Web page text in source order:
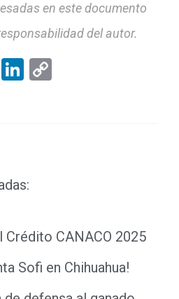
en este documento
del autor.
Threads
LinkedIn
Crédito CANACO 2025
Sofi en Chihuahua!